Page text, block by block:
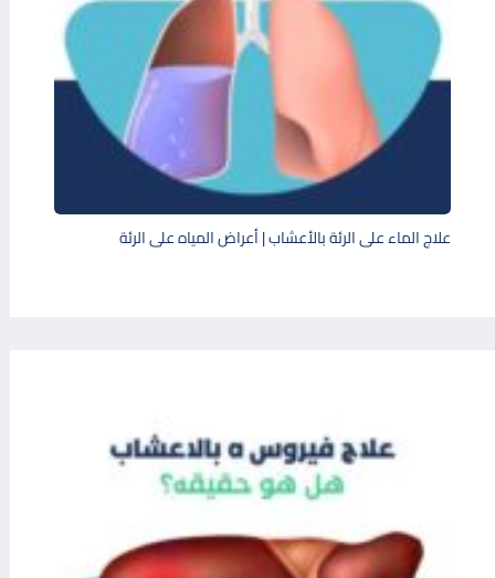
علاج الماء على الرئة بالأعشاب | أعراض المياه على الرئة